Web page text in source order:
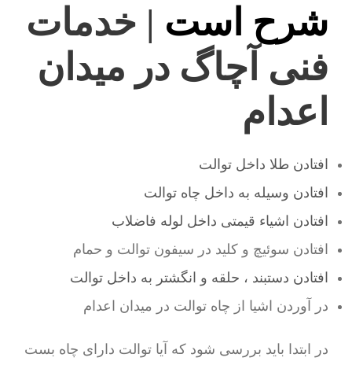
شرح است | خدمات
فنی آچاگ در میدان
اعدام
افتادن طلا داخل توالت
افتادن وسیله به داخل چاه توالت
افتادن اشیاء قیمتی داخل لوله فاضلاب
افتادن سوئیچ و کلید در سیفون توالت و حمام
افتادن دستبند ، حلقه و انگشتر به داخل توالت
در آوردن اشیا از چاه توالت در میدان اعدام
در ابتدا باید بررسی شود که آیا توالت دارای چاه بست